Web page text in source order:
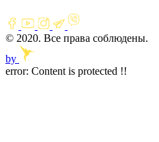
© 2020. Все права соблюдены.
by
error: Content is protected !!